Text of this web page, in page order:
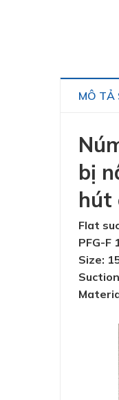
MÔ TẢ
bị
hút
Flat
PFG-F
Size: